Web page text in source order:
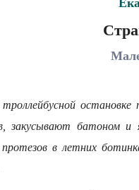
закусывают батоном
в летних